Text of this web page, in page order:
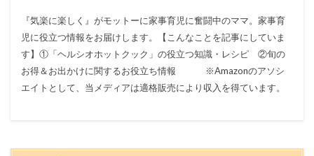
『気楽に楽しく』がモットーに家事育児に奮闘中のママ。家事育
児に役立つ情報をお届けします。【こんなことを記事にしていま
す】①「ヘルシオホットクック」の役立つ知識・レシピ ②旬の
お得＆お出かけに関するお役立ち情報 ※Amazonのアソシ
エイトとして、当メディアは適格販売により収入を得ています。